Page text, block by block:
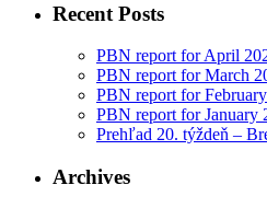
Recent Posts
PBN report for April
PBN report for March
PBN report for
PBN report for January
Prehľad 20. týždeň –
Archives